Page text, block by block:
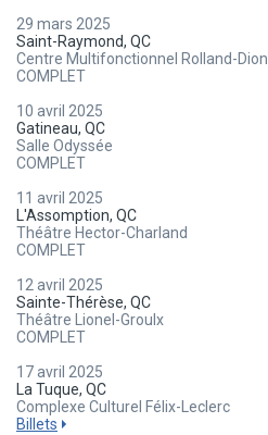
29 mars 2025
Saint-Raymond, QC
Centre Multifonctionnel Rolland-Dion
COMPLET
10 avril 2025
Gatineau, QC
Salle Odyssée
COMPLET
11 avril 2025
L'Assomption, QC
Théâtre Hector-Charland
COMPLET
12 avril 2025
Sainte-Thérèse, QC
Théâtre Lionel-Groulx
COMPLET
17 avril 2025
La Tuque, QC
Complexe Culturel Félix-Leclerc
Billets